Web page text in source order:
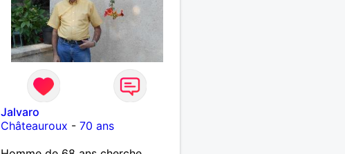
Jalvaro
Châteauroux -70 ans